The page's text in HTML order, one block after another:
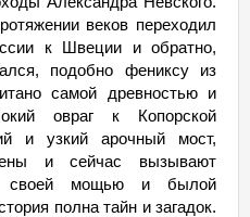
веков переходил
к Швеции и обратно,
подобно фениксу из
самой древностью и
овраг к Копорской
и узкий арочный мост,
и сейчас вызывают
своей мощью и былой
полна тайн и загадок.